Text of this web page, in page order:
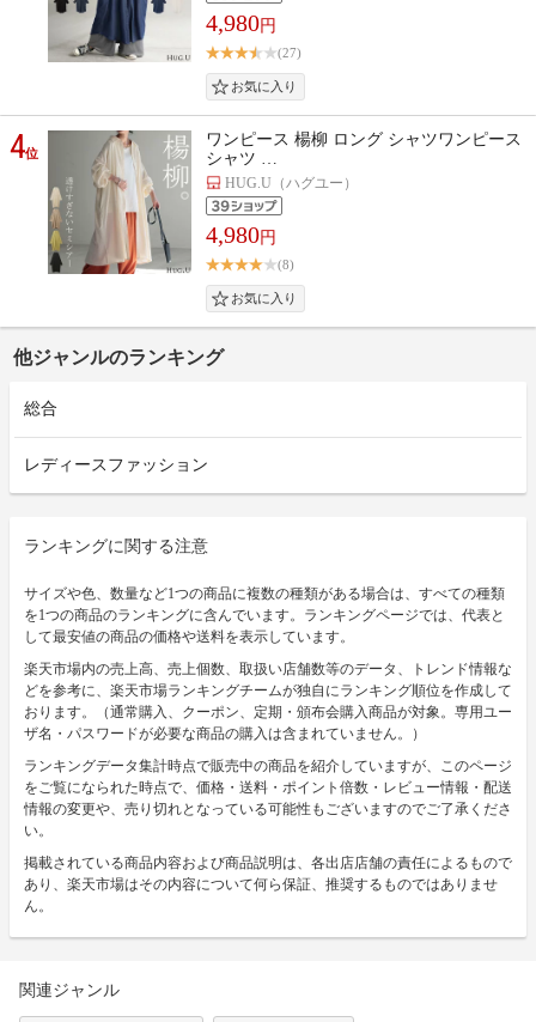
4,980円
(27)
4位
ワンピース 楊柳 ロング シャツワンピース
シャツ …
HUG.U（ハグユー）
4,980円
(8)
他ジャンルのランキング
総合
レディースファッション
ランキングに関する注意
サイズや色、数量など1つの商品に複数の種類がある場合は、すべての種類
を1つの商品のランキングに含んでいます。ランキングページでは、代表と
して最安値の商品の価格や送料を表示しています。
楽天市場内の売上高、売上個数、取扱い店舗数等のデータ、トレンド情報な
どを参考に、楽天市場ランキングチームが独自にランキング順位を作成して
おります。（通常購入、クーポン、定期・頒布会購入商品が対象。専用ユー
ザ名・パスワードが必要な商品の購入は含まれていません。）
ランキングデータ集計時点で販売中の商品を紹介していますが、このページ
をご覧になられた時点で、価格・送料・ポイント倍数・レビュー情報・配送
情報の変更や、売り切れとなっている可能性もございますのでご了承くださ
い。
掲載されている商品内容および商品説明は、各出店店舗の責任によるもので
あり、楽天市場はその内容について何ら保証、推奨するものではありませ
ん。
関連ジャンル